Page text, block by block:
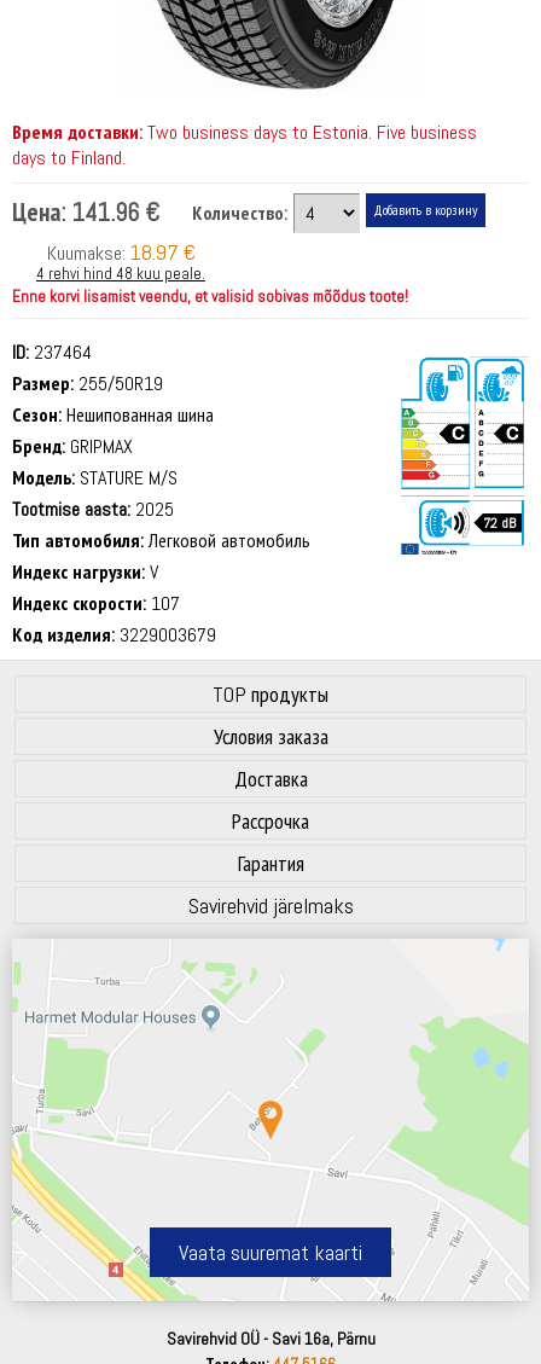
Время доставки:Two business days to Estonia. Five business
days to Finland.
Цена: 141.96 €
Количество:
Kuumakse: 18.97 €
4 rehvi hind 48 kuu peale.
Enne korvi lisamist veendu, et valisid sobivas mõõdus toote!
72 dB
ID: 237464
Размер: 255/50R19
Сезон:Нешипованная шина
Бренд: GRIPMAX
Модель: STATURE M/S
Tootmise aasta: 2025
Тип автомобиля:Легковой автомобиль
Индекс нагрузки:V
Индекс скорости: 107
Код изделия: 3229003679
TOP продукты
Условия заказа
Доставка
Рассрочка
Гарантия
Savirehvid järelmaks
Vaata suuremat kaarti
Savirehvid OÜ - Savi 16a, Pärnu